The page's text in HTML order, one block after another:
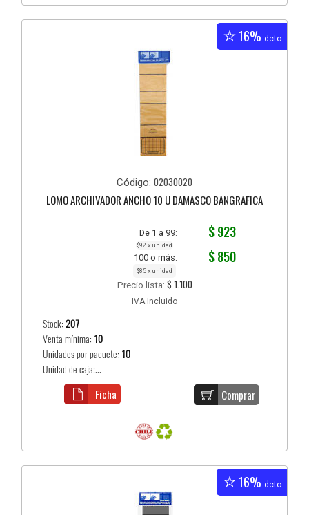
16% dcto
Código: 02030020
LOMO ARCHIVADOR ANCHO 10 U DAMASCO BANGRAFICA
De 1 a 99: $ 923
$92 x unidad
100 o más: $ 850
$85 x unidad
Precio lista:$ 1.100
IVA Incluido
Stock:207
Venta mínima: 10
Unidades por paquete: 10
Unidad de caja:...
Comprar
Ficha
16% dcto